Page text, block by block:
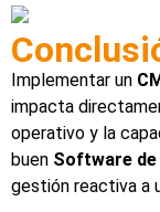
Implementar un
impacta
operativo y la
buen Software
gestión reactiva a